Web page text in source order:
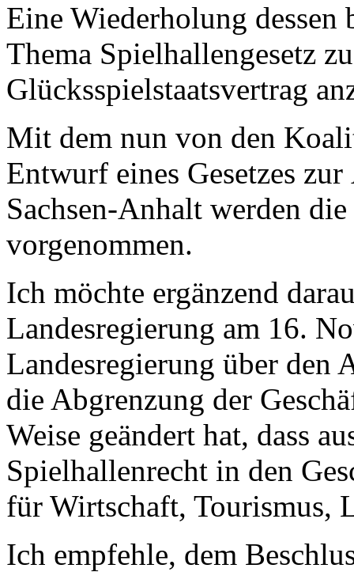
Eine Wiederholung
Thema Spielhallengesetz
Glücksspielstaatsvertrag
Mit dem nun von den
Entwurf eines Gesetzes
Sachsen-Anhalt werden
vorgenommen.
Ich möchte ergänzend
Landesregierung am 16.
Landesregierung über den
die Abgrenzung der
Weise geändert hat, dass
Spielhallenrecht in den
für Wirtschaft, Tourismus,
Ich empfehle, dem